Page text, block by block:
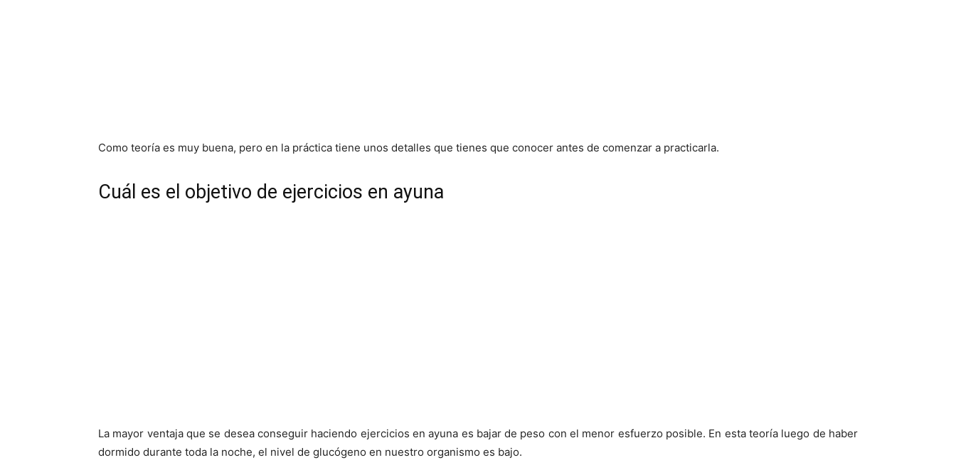
Como teoría es muy buena, pero en la práctica tiene unos detalles que tienes que conocer antes de comenzar a practicarla.
Cuál es el objetivo de ejercicios en ayuna
La mayor ventaja que se desea conseguir haciendo ejercicios en ayuna es bajar de peso con el menor esfuerzo posible. En esta teoría luego de haber
dormido durante toda la noche, el nivel de glucógeno en nuestro organismo es bajo.